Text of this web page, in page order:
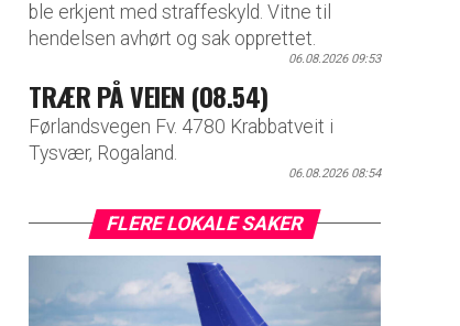
ble erkjent med straffeskyld. Vitne til
hendelsen avhørt og sak opprettet.
06.08.2026 09:53
TRÆR PÅ VEIEN (08.54)
Førlandsvegen Fv. 4780 Krabbatveit i
Tysvær, Rogaland.
06.08.2026 08:54
FLERE LOKALE SAKER